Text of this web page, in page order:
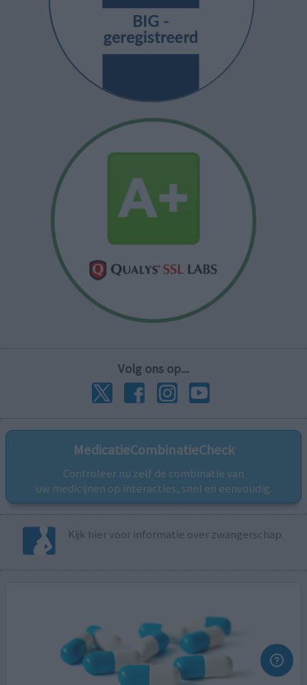
Volg ons op...
MedicatieCombinatieCheck
Controleer nu zelf de combinatie van
uw medicijnen op interacties, snel en eenvoudig.
Kijk hier voor informatie over zwangerschap.